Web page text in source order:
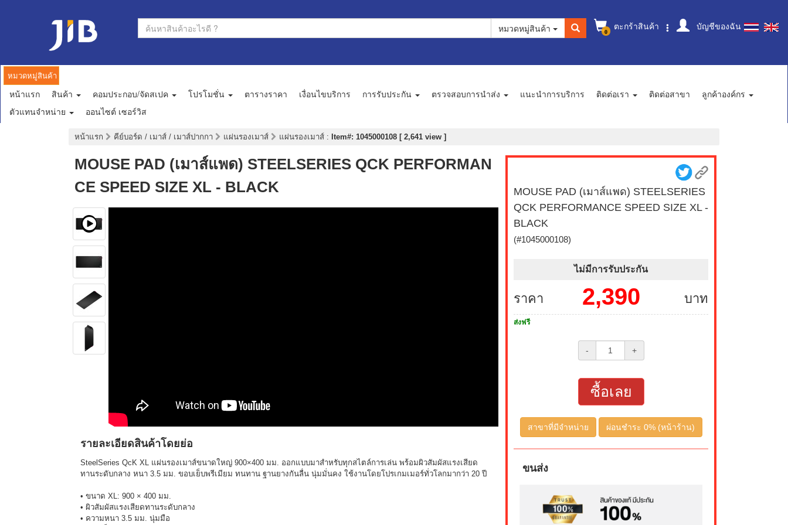
0 ตะกร้าสินค้า บัญชีของฉัน
หมวดหมู่สินค้า
หมวดหมู่สินค้า
หน้าแรก สินค้า คอมประกอบ/จัดสเปค โปรโมชั่น ตารางราคา เงื่อนไขบริการ การรับประกัน ตรวจสอบการนำส่ง แนะนำการบริการ ติดต่อเรา ติดต่อสาขา
ลูกค้าองค์กร
ตัวแทนจำหน่าย
ออนไซต์ เซอร์วิส
หน้าแรก คีย์บอร์ด / เมาส์ / เมาส์ปากกา แผ่นรองเมาส์ แผ่นรองเมาส์ : Item#: 1045000108 [ 2,641 view ]
MOUSE PAD (เมาส์แพด) STEELSERIES QCK PERFORMAN
CE SPEED SIZE XL - BLACK
รายละเอียดสินค้าโดยย่อ
SteelSeries QcK XL แผ่นรองเมาส์ขนาดใหญ่ 900×400 มม. ออกแบบมาสำหรับทุกสไตล์การเล่น พร้อมผิวสัมผัสแรงเสียด
ทานระดับกลาง หนา 3.5 มม. ขอบเย็บพรีเมียม ทนทาน ฐานยางกันลื่น นุ่มมั่นคง ใช้งานโดยโปรเกมเมอร์ทั่วโลกมากว่า 20 ปี
• ขนาด XL: 900 × 400 มม.
• ผิวสัมผัสแรงเสียดทานระดับกลาง
• ความหนา 3.5 มม. นุ่มมือ
MOUSE PAD (เมาส์แพด) STEELSERIES
QCK PERFORMANCE SPEED SIZE XL -
BLACK
(#1045000108)
ไม่มีการรับประกัน
ราคา บาท
2,390
ส่งฟรี
- +
ซื้อเลย
สาขาที่มีจำหน่าย ผ่อนชำระ 0% (หน้าร้าน)
ขนส่ง